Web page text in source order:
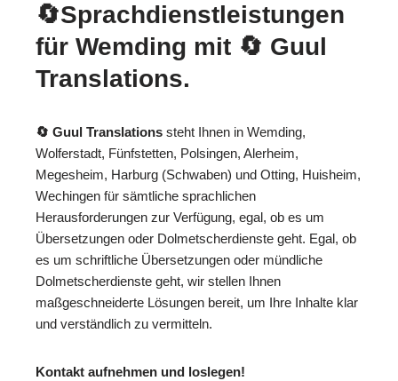
🔄Sprachdienstleistungen
für Wemding mit 🔄 Guul
Translations.
🔄 Guul Translations steht Ihnen in Wemding,
Wolferstadt, Fünfstetten, Polsingen, Alerheim,
Megesheim, Harburg (Schwaben) und Otting, Huisheim,
Wechingen für sämtliche sprachlichen
Herausforderungen zur Verfügung, egal, ob es um
Übersetzungen oder Dolmetscherdienste geht. Egal, ob
es um schriftliche Übersetzungen oder mündliche
Dolmetscherdienste geht, wir stellen Ihnen
maßgeschneiderte Lösungen bereit, um Ihre Inhalte klar
und verständlich zu vermitteln.
Kontakt aufnehmen und loslegen!